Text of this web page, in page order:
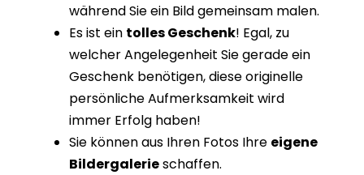
während Sie ein Bild gemeinsam malen.
Es ist ein tolles Geschenk! Egal, zu
welcher Angelegenheit Sie gerade ein
Geschenk benötigen, diese originelle
persönliche Aufmerksamkeit wird
immer Erfolg haben!
Sie können aus Ihren Fotos Ihre eigene
Bildergalerieschaffen.